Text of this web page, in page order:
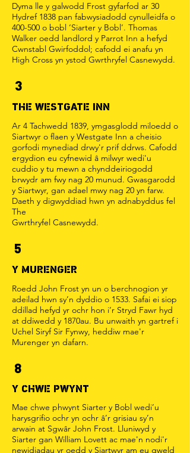
Dyma lle y galwodd Frost gyfarfod ar 30
Hydref 1838 pan fabwysiadodd cynulleidfa o
400-500 o bobl ‘Siarter y Bobl’. Thomas
Walker oedd landlord y Parrot Inn a hefyd
Cwnstabl Gwirfoddol; cafodd ei anafu yn
High Cross yn ystod Gwrthryfel Casnewydd.
3
THE WESTGATE INN
Ar 4 Tachwedd 1839, ymgasglodd miloedd o
Siartwyr o flaen y Westgate Inn a cheisio
gorfodi mynediad drwy'r prif ddrws. Cafodd
ergydion eu cyfnewid â milwyr wedi'u
cuddio y tu mewn a chynddeiriogodd
brwydr am fwy nag 20 munud. Gwasgarodd
y Siartwyr, gan adael mwy nag 20 yn farw.
Daeth y digwyddiad hwn yn adnabyddus fel
The
Gwrthryfel Casnewydd.
5
Y MURENGER
Roedd John Frost yn un o berchnogion yr
adeilad hwn sy’n dyddio o 1533. Safai ei siop
ddillad hefyd yr ochr hon i’r Stryd Fawr hyd
at ddiwedd y 1870au. Bu unwaith yn gartref i
Uchel Siryf Sir Fynwy, heddiw mae'r
Murenger yn dafarn.
8
Y CHWE PWYNT
Mae chwe phwynt Siarter y Bobl wedi’u
harysgrifio ochr yn ochr â’r grisiau sy’n
arwain at Sgwâr John Frost. Lluniwyd y
Siarter gan William Lovett ac mae'n nodi'r
newidiadau yr oedd y Siartwyr am eu gweld